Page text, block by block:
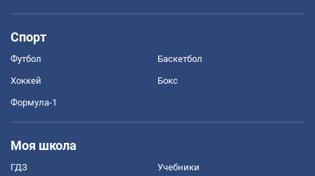
Спорт
Футбол Баскетбол
Хоккей Бокс
Формула-1
Моя школа
ГДЗ Учебники